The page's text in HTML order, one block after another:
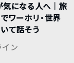
気になる人へ｜旅
ワーホリ・世界
て話そう
イン